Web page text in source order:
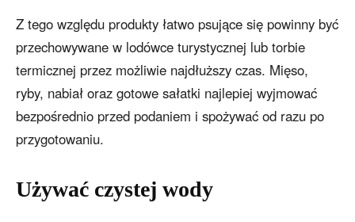
Z tego względu produkty łatwo psujące się powinny być
przechowywane w lodówce turystycznej lub torbie
termicznej przez możliwie najdłuższy czas. Mięso,
ryby, nabiał oraz gotowe sałatki najlepiej wyjmować
bezpośrednio przed podaniem i spożywać od razu po
przygotowaniu.
Używać czystej wody